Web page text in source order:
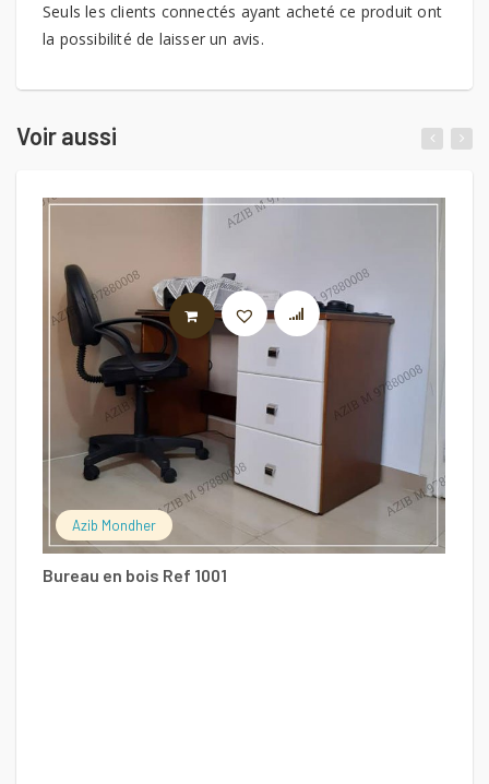
Seuls les clients connectés ayant acheté ce produit ont
la possibilité de laisser un avis.
Voir aussi
Azib Mondher
Bureau en bois Ref 1001
LIRE LA SUITE